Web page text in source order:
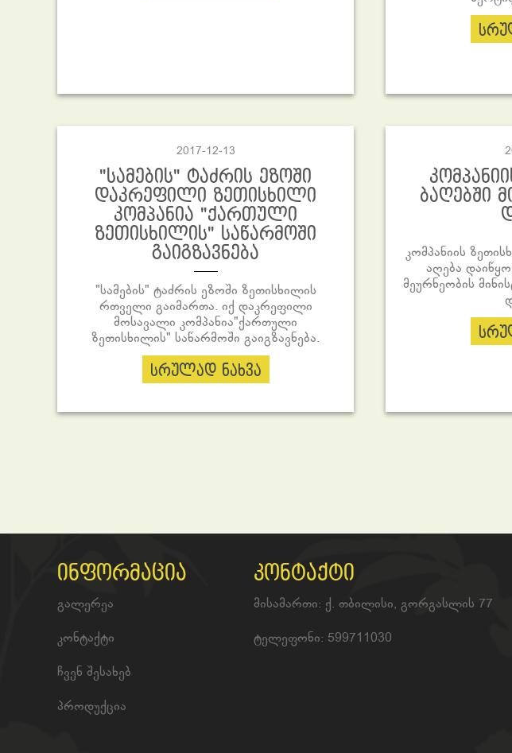
2017-12-13
"სამების" ტაძრის ეზოში
დაკრეფილი ზეთისხილი
კომპანია "ქართული
ზეთისხილის" საწარმოში
გაიგზავნება
"სამების" ტაძრის ეზოში ზეთისხილის
რთველი გაიმართა. იქ დაკრეფილი
მოსავალი კომპანია"ქართული
ზეთისხილის" საწარმოში გაიგზავნება.
სრულად ნახვა
ბაღებში
კომპანიის
აღება
მეურნეობის
ინფორმაცია
გალერეა
კონტაქტი
ჩვენ შესახებ
პროდუქცია
კონტაქტი
მისამართი: ქ. თბილისი, გორგასლის 77
ტელეფონი: 599711030